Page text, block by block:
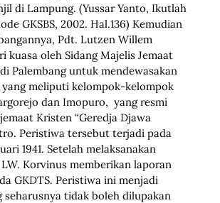
di Lampung. (Yussar Yanto, Ikutlah
GKSBS, 2002. Hal.136) Kemudian
Pdt. Lutzen Willem
kuasa oleh Sidang Majelis Jemaat
Palembang untuk mendewasakan
meliputi kelompok-kelompok
dan Imopuro, yang resmi
Kristen “Geredja Djawa
Peristiwa tersebut terjadi pada
1941. Setelah melaksanakan
Korvinus memberikan laporan
GKDTS. Peristiwa ini menjadi
seharusnya tidak boleh dilupakan